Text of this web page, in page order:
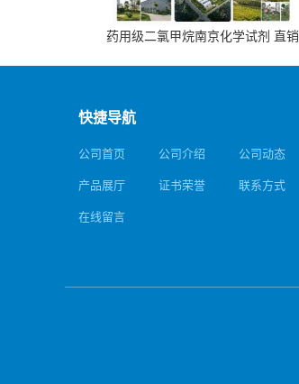
药用级二氯甲烷南京化学试剂 直销
快捷导航
公司首页 公司介绍 公司动态
产品展厅 证书荣誉 联系方式
在线留言